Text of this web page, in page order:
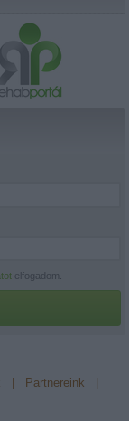
elfogadom.
Partnereink